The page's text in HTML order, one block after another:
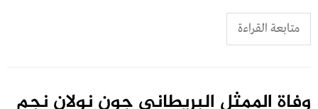
متابعة القراءة